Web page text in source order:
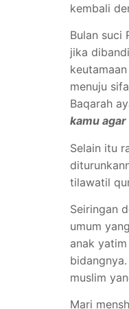
kembali
Bulan suci
jika
menuju
Baqarah
kamu
Selain itu
tilawatil
Seiringan
umum
anak
muslim
Mari